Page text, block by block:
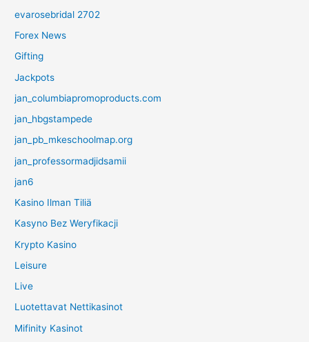
evarosebridal 2702
Forex News
Gifting
Jackpots
jan_columbiapromoproducts.com
jan_hbgstampede
jan_pb_mkeschoolmap.org
jan_professormadjidsamii
jan6
Kasino Ilman Tiliä
Kasyno Bez Weryfikacji
Krypto Kasino
Leisure
Live
Luotettavat Nettikasinot
Mifinity Kasinot